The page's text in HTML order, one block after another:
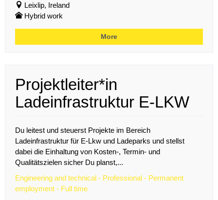
Leixlip, Ireland
Hybrid work
More
Projektleiter*in
Ladeinfrastruktur E-LKW
Du leitest und steuerst Projekte im Bereich
Ladeinfrastruktur für E-Lkw und Ladeparks und stellst
dabei die Einhaltung von Kosten-, Termin- und
Qualitätszielen sicher Du planst,...
Engineering and technical - Professional - Permanent
employment - Full time